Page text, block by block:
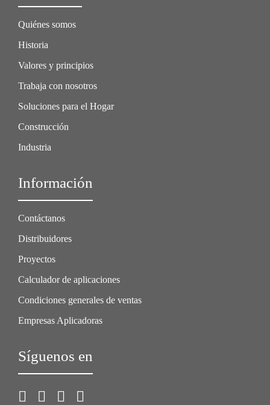
Quiénes somos
Historia
Valores y principios
Trabaja con nosotros
Soluciones para el Hogar
Construcción
Industria
Información
Contáctanos
Distribuidores
Proyectos
Calculador de aplicaciones
Condiciones generales de ventas
Empresas Aplicadoras
Síguenos en